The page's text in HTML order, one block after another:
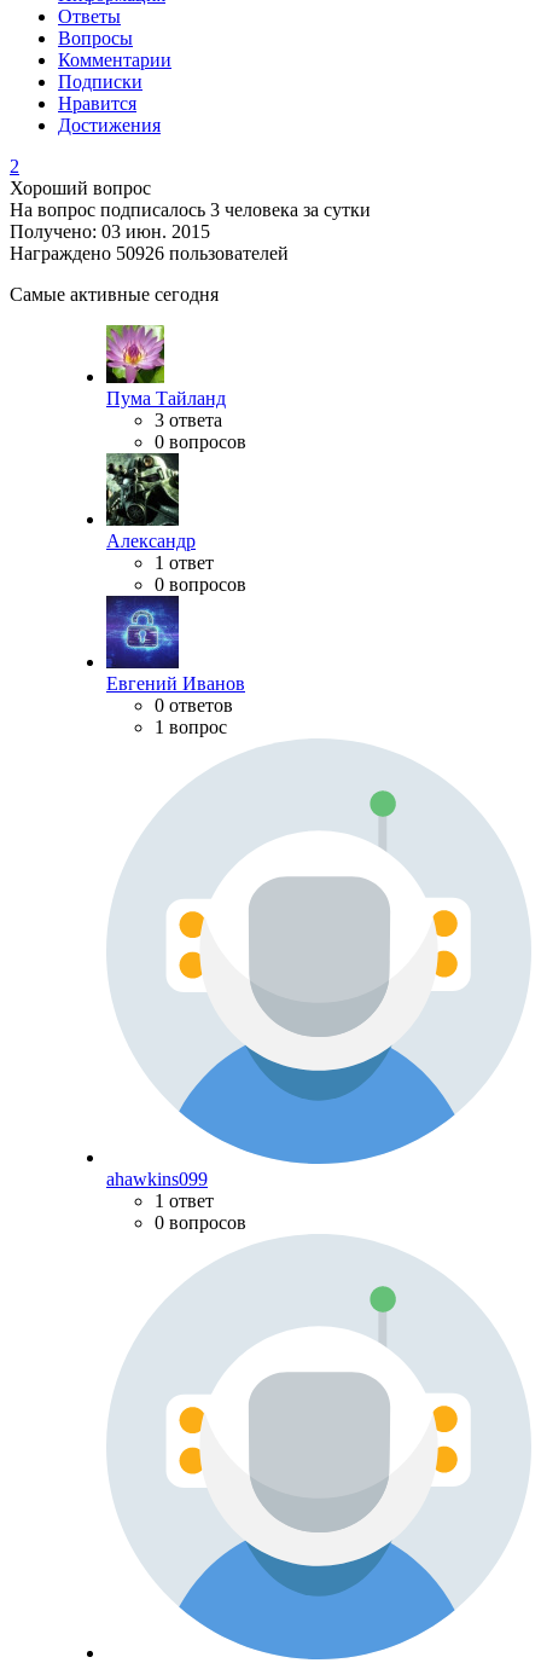
Ответы
Вопросы
Комментарии
Подписки
Нравится
Достижения
2
Хороший вопрос
На вопрос подписалось 3 человека за сутки
Получено: 03 июн. 2015
Награждено 50926 пользователей
Самые активные сегодня
Пума Тайланд
3 ответа
0 вопросов
Александр
1 ответ
0 вопросов
Евгений Иванов
0 ответов
1 вопрос
ahawkins099
1 ответ
0 вопросов